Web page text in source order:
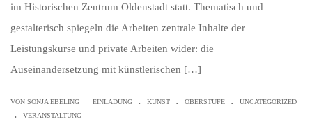
im Historischen Zentrum Oldenstadt statt. Thematisch und
gestalterisch spiegeln die Arbeiten zentrale Inhalte der
Leistungskurse und private Arbeiten wider: die
Auseinandersetzung mit künstlerischen […]
VON SONJA EBELING EINLADUNG . KUNST . OBERSTUFE . UNCATEGORIZED
. VERANSTALTUNG